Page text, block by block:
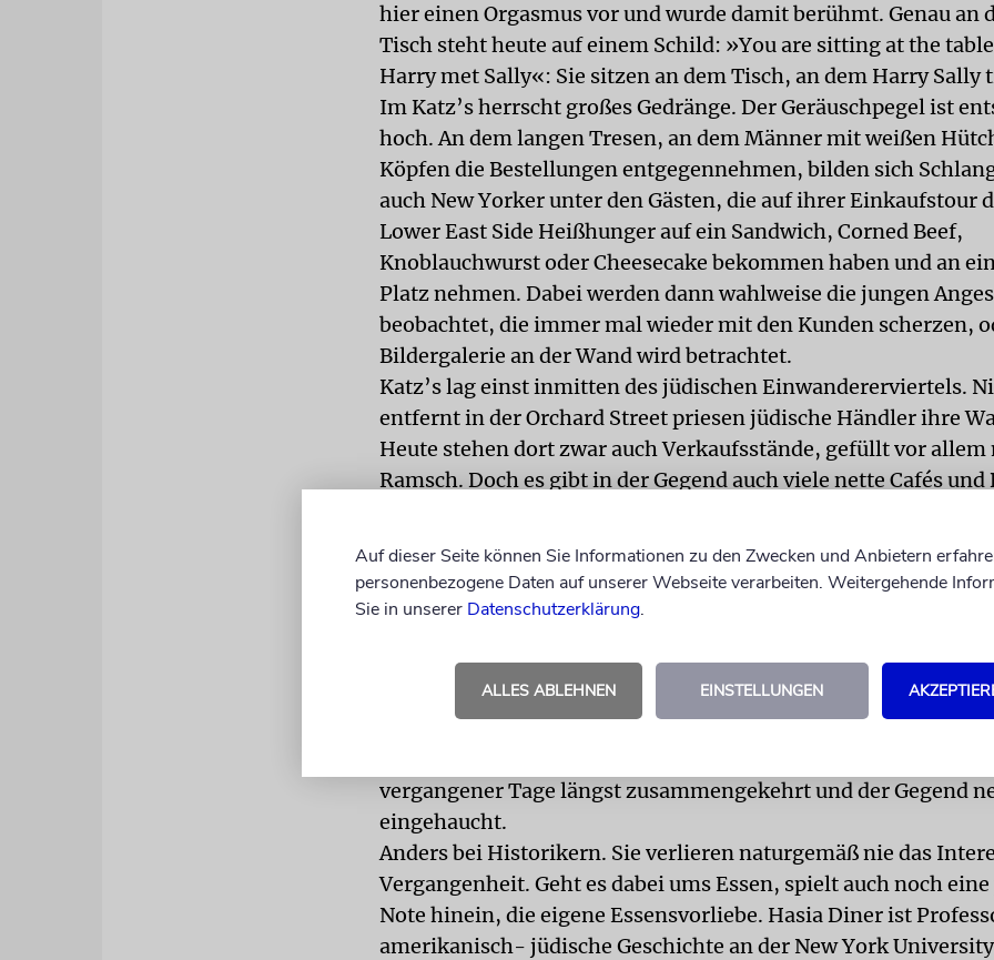
hier einen Orgasmus vor und wurde damit berühmt. Genau an
Tisch steht heute auf einem Schild: »You are sitting at the
Harry met Sally«: Sie sitzen an dem Tisch, an dem Harry Sally
Im Katz’s herrscht großes Gedränge. Der Geräuschpegel ist
hoch. An dem langen Tresen, an dem Männer mit weißen
Köpfen die Bestellungen entgegennehmen, bilden sich
auch New Yorker unter den Gästen, die auf ihrer Einkaufstour
Lower East Side Heißhunger auf ein Sandwich, Corned Beef,
Knoblauchwurst oder Cheesecake bekommen haben und an
Platz nehmen. Dabei werden dann wahlweise die jungen
beobachtet, die immer mal wieder mit den Kunden scherzen,
Bildergalerie an der Wand wird betrachtet.
Katz’s lag einst inmitten des jüdischen Einwandererviertels.
entfernt in der Orchard Street priesen jüdische Händler ihre
Heute stehen dort zwar auch Verkaufsstände, gefüllt vor
Ramsch. Doch es gibt in der Gegend auch viele nette Cafés
fertigen. In diesem Laden sitzt samstags Shiba Kayo auf dem
hübsche junge Dame, und strickt Mützen, die sie – teuer –
Museum«, in dem den Besuchern das Immigrantenleben Ende
Anfang des 20. Jahrhunderts nahegebracht wird. Ab und zu
vergangener Tage längst zusammengekehrt und der Gegend
eingehaucht.
Anders bei Historikern. Sie verlieren naturgemäß nie das
Vergangenheit. Geht es dabei ums Essen, spielt auch noch
Note hinein, die eigene Essensvorliebe. Hasia Diner ist
amerikanisch- jüdische Geschichte an der New York
Auf dieser Seite können Sie Informationen zu den Zwecken und Anbietern
personenbezogene Daten auf unserer Webseite verarbeiten. Weitergehende
Sie in unserer Datenschutzerklärung.
ALLES ABLEHNEN EINSTELLUNGEN